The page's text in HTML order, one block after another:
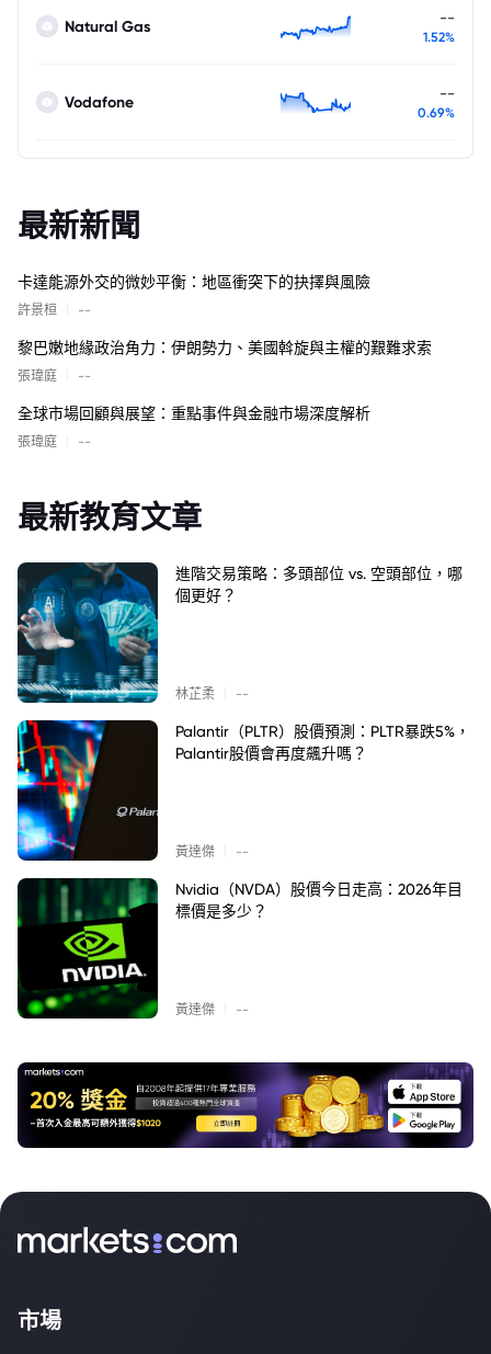
Natural Gas --
1.52%
Vodafone --
0.69%
最新新聞
卡達能源外交的微妙平衡：地區衝突下的抉擇與風險
許景桓 --
黎巴嫩地緣政治角力：伊朗勢力、美國斡旋與主權的艱難求索
張瑋庭 --
全球市場回顧與展望：重點事件與金融市場深度解析
張瑋庭 --
最新教育文章
進階交易策略：多頭部位 vs. 空頭部位，哪
個更好？
林芷柔 --
Palantir（PLTR）股價預測：PLTR暴跌5%，
Palantir股價會再度飆升嗎？
黃達傑 --
Nvidia（NVDA）股價今日走高：2026年目
標價是多少？
黃達傑 --
市場